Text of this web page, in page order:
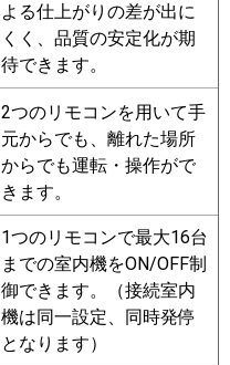
よる仕上がりの差が出に
くく、品質の安定化が期
待できます。
2つのリモコンを用いて手
元からでも、離れた場所
からでも運転・操作がで
きます。
1つのリモコンで最大16台
までの室内機をON/OFF制
御できます。（接続室内
機は同一設定、同時発停
となります）